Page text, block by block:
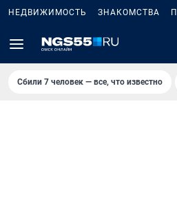
НЕДВИЖИМОСТЬ ЗНАКОМСТВА
Сбили 7 человек — все, что известно